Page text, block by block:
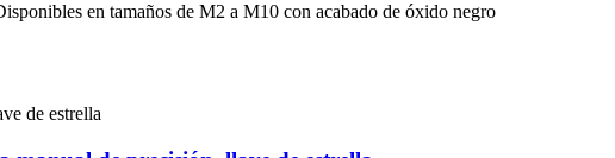
en tamaños de M2 ​​a M10 con acabado de óxido negro